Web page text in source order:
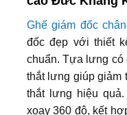
Ghế giám đốc
đốc đẹp với thiết
chuẩn. Tựa lưng có
thắt lưng giúp giảm
thắt lưng hiệu
xoay 360 độ, kết